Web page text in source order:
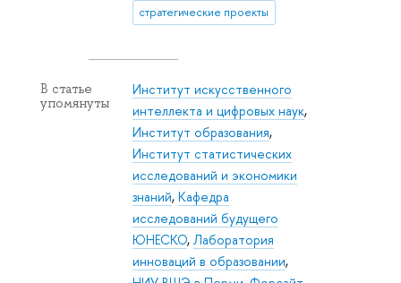
стратегические проекты
В статье
упомянуты
Институт искусственного
интеллекта и цифровых наук,
Институт образования,
Институт статистических
исследований и экономики
знаний,Кафедра
исследований будущего
ЮНЕСКО, Лаборатория
инноваций в образовании,